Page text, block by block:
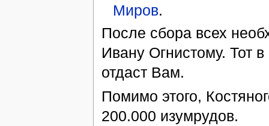
Миров.
После сбора всех
Ивану Огнистому. Тот
отдаст Вам.
Помимо этого,
200.000 изумрудов.